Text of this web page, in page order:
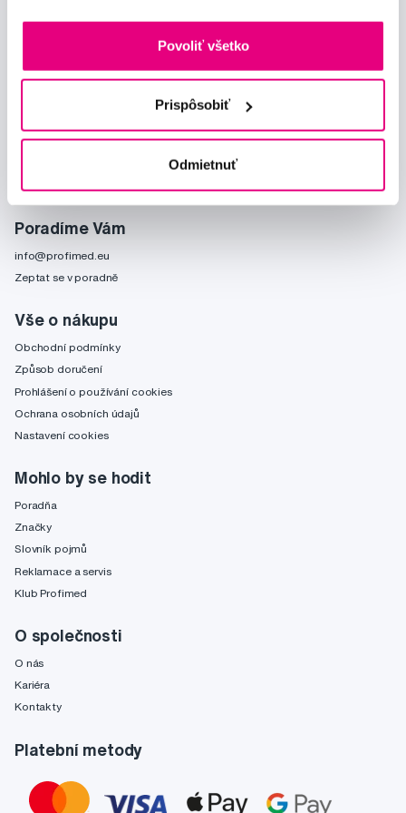
Povoliť všetko
Prispôsobiť
Odmietnuť
Poradíme Vám
info@profimed.eu
Zeptat se v poradně
Vše o nákupu
Obchodní podmínky
Způsob doručení
Prohlášení o používání cookies
Ochrana osobních údajů
Nastavení cookies
Mohlo by se hodit
Poradňa
Značky
Slovník pojmů
Reklamace a servis
Klub Profimed
O společnosti
O nás
Kariéra
Kontakty
Platební metody
a souhlasím sezpracováním osobních údajůpro tyto účely.